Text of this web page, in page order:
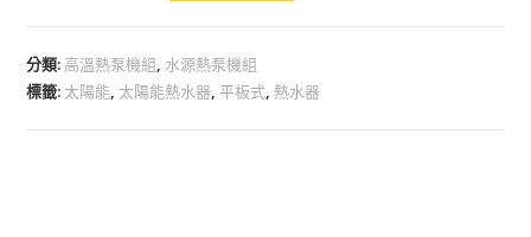
分類: 高溫熱泵機組, 水源熱泵機組
標籤: 太陽能, 太陽能熱水器,平板式, 熱水器